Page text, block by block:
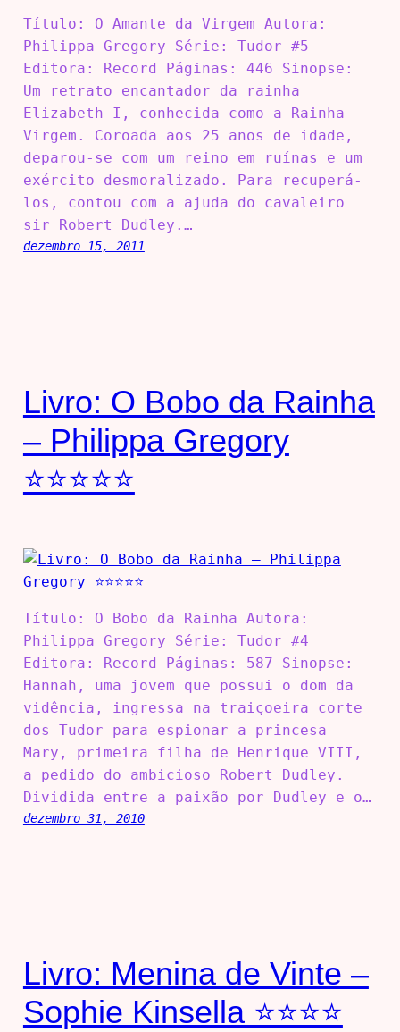
Título: O Amante da Virgem Autora:
Philippa Gregory Série: Tudor #5
Editora: Record Páginas: 446 Sinopse:
Um retrato encantador da rainha
Elizabeth I, conhecida como a Rainha
Virgem. Coroada aos 25 anos de idade,
deparou-se com um reino em ruínas e um
exército desmoralizado. Para recuperá-
los, contou com a ajuda do cavaleiro
sir Robert Dudley.…
dezembro 15, 2011
Livro: O Bobo da Rainha
– Philippa Gregory
⭐⭐⭐⭐⭐
Título: O Bobo da Rainha Autora:
Philippa Gregory Série: Tudor #4
Editora: Record Páginas: 587 Sinopse:
Hannah, uma jovem que possui o dom da
vidência, ingressa na traiçoeira corte
dos Tudor para espionar a princesa
Mary, primeira filha de Henrique VIII,
a pedido do ambicioso Robert Dudley.
Dividida entre a paixão por Dudley e o…
dezembro 31, 2010
Livro: Menina de Vinte –
Sophie Kinsella ⭐⭐⭐⭐